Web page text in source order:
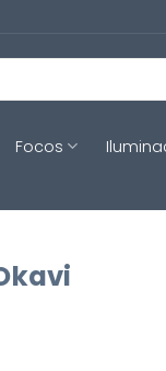
Focos